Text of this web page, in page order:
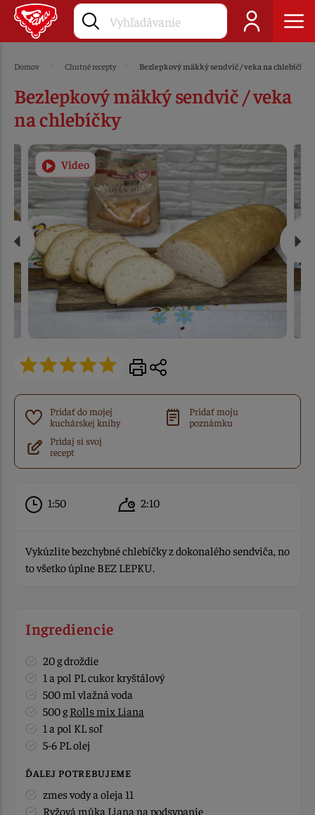
Domov Chutné recepty Bezlepkový mäkký sendvič / veka na chlebíčky
Bezlepkový mäkký sendvič / veka
na chlebíčky
Video
Pridať do mojej
kuchárskej knihy
Pridať moju
poznámku
Pridaj si svoj
recept
1:50 2:10
Vykúzlite bezchybné chlebíčky z dokonalého sendviča, no
to všetko úplne BEZ LEPKU.
Ingrediencie
20 g droždie
1 a pol PL cukor kryštálový
500 ml vlažná voda
500 gRolls mix Liana
1 a pol KL soľ
5-6 PL olej
ĎALEJ POTREBUJEME
zmes vody a oleja 11
Ryžová múka Liana na podsypanie